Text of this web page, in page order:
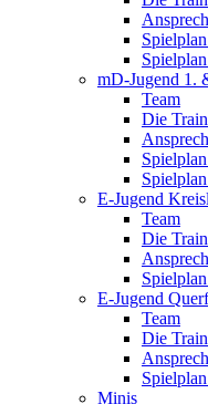
mD-Jugend 1.
Team
Die
E-Jugend
Team
Die
E-Jugend
Team
Die
Minis